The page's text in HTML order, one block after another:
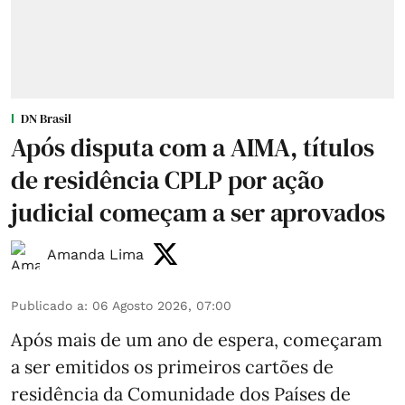
DN Brasil
Após disputa com a AIMA, títulos
de residência CPLP por ação
judicial começam a ser aprovados
Amanda Lima
Publicado a: 06 Agosto 2026, 07:00
Após mais de um ano de espera, começaram
a ser emitidos os primeiros cartões de
residência da Comunidade dos Países de